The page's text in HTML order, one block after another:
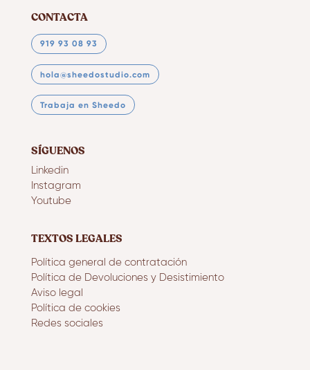
CONTACTA
919 93 08 93
hola@sheedostudio.com
Trabaja en Sheedo
SÍGUENOS
Linkedin
Instagram
Youtube
TEXTOS LEGALES
Política general de contratación
Política de Devoluciones y Desistimiento
Aviso legal
Política de cookies
Redes sociales